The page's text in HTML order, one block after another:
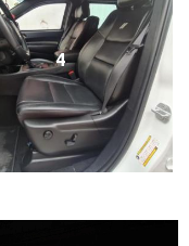
4